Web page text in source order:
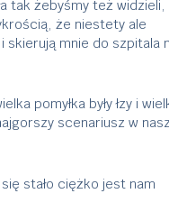
tak żebyśmy też widzieli,
że niestety ale
mnie do szpitala
pomyłka były łzy i
scenariusz w
stało ciężko jest nam